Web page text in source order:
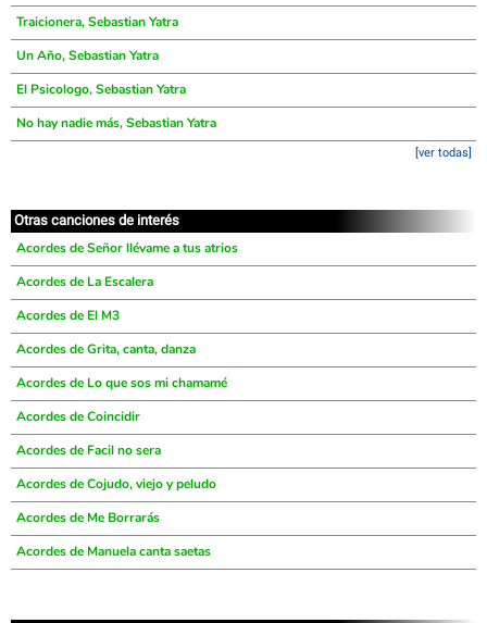
Traicionera, Sebastian Yatra
Un Año, Sebastian Yatra
El Psicologo, Sebastian Yatra
No hay nadie más, Sebastian Yatra
[ver todas]
Otras canciones de interés
Acordes de Señor llévame a tus atrios
Acordes de La Escalera
Acordes de El M3
Acordes de Grita, canta, danza
Acordes de Lo que sos mi chamamé
Acordes de Coincidir
Acordes de Facil no sera
Acordes de Cojudo, viejo y peludo
Acordes de Me Borrarás
Acordes de Manuela canta saetas